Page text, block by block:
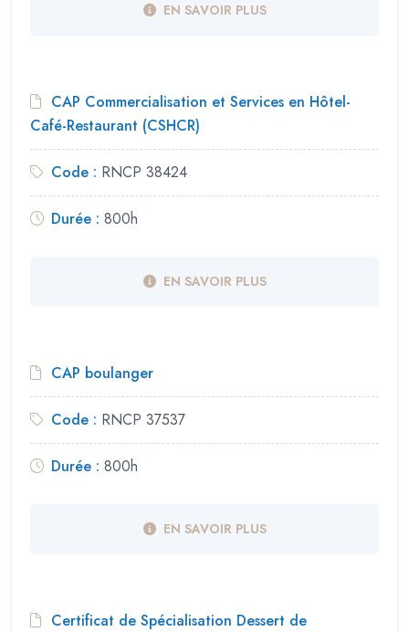
EN SAVOIR PLUS
CAP Commercialisation et Services en Hôtel-
Café-Restaurant (CSHCR)
Code : RNCP 38424
Durée : 800h
EN SAVOIR PLUS
CAP boulanger
Code : RNCP 37537
Durée : 800h
EN SAVOIR PLUS
Certificat de Spécialisation Dessert de